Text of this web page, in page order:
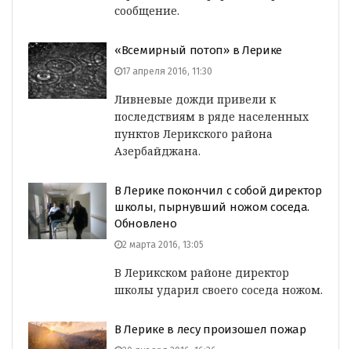
сообщение.
«Всемирный потоп» в Лерике
17 апреля 2016, 11:30
Ливневые дожди привели к
последствиям в ряде населенных
пунктов Лерикского района
Азербайджана.
В Лерике покончил с собой директор
школы, пырнувший ножом соседа.
Обновлено
2 марта 2016, 13:05
В Лерикском районе директор
школы ударил своего соседа ножом.
В Лерике в лесу произошел пожар